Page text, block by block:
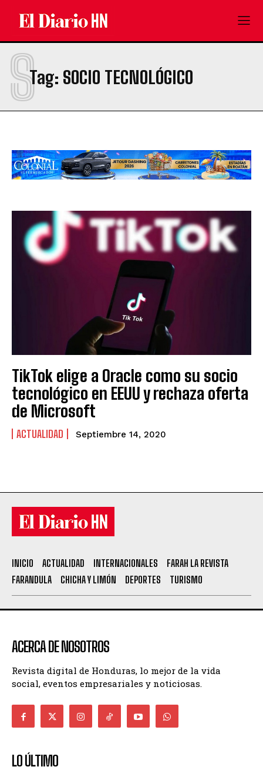
Tag: SOCIO TECNOLÓGICO
S
TikTok elige a Oracle como su socio
tecnológico en EEUU y rechaza oferta
de Microsoft
ACTUALIDAD Septiembre 14, 2020
INICIO ACTUALIDAD INTERNACIONALES
FARAH LA REVISTA
FARANDULA
CHICHA Y LIMÓN DEPORTES TURISMO
ACERCA DE NOSOTROS
Revista digital de Honduras, lo mejor de la vida
social, eventos empresariales y noticiosas.
LO ÚLTIMO